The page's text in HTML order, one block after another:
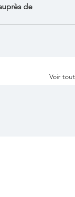
de
Voir tout